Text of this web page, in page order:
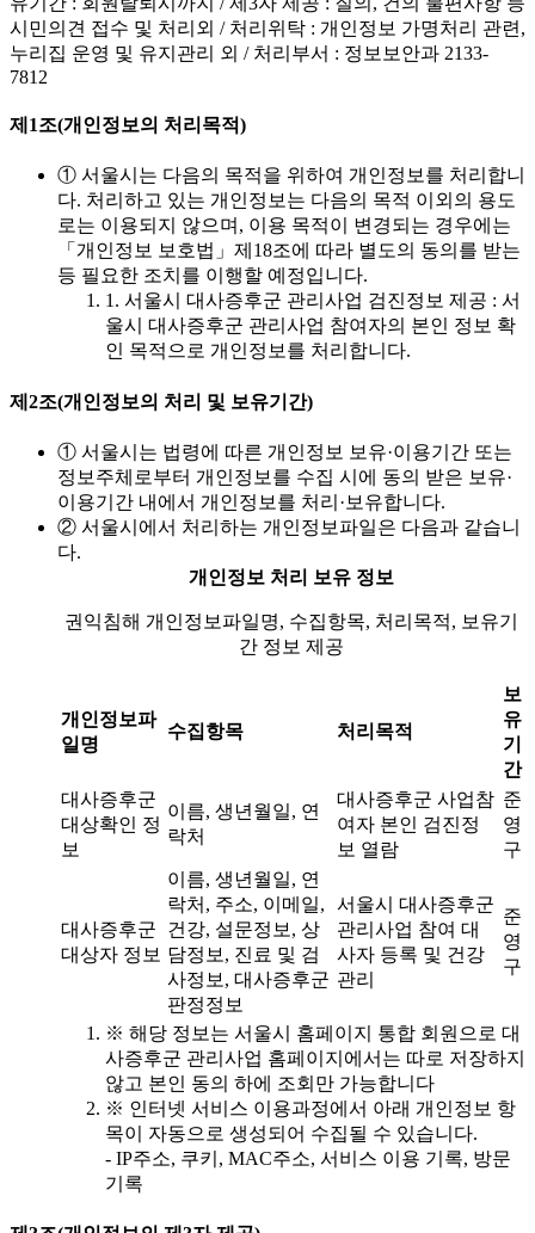
제1조(개인정보의 처리목적)
① 서울시는 다음의 목적을 위하여 개인정보를 처리합니
다. 처리하고 있는 개인정보는 다음의 목적 이외의 용도
로는 이용되지 않으며, 이용 목적이 변경되는 경우에는
「개인정보 보호법」제18조에 따라 별도의 동의를 받는
등 필요한 조치를 이행할 예정입니다.
1. 서울시 대사증후군 관리사업 검진정보 제공 : 서
울시 대사증후군 관리사업 참여자의 본인 정보 확
인 목적으로 개인정보를 처리합니다.
제2조(개인정보의 처리 및 보유기간)
① 서울시는 법령에 따른 개인정보 보유·이용기간 또는
정보주체로부터 개인정보를 수집 시에 동의 받은 보유·
이용기간 내에서 개인정보를 처리·보유합니다.
② 서울시에서 처리하는 개인정보파일은 다음과 같습니
다.
개인정보 처리 보유 정보
권익침해 개인정보파일명, 수집항목, 처리목적, 보유기
간 정보 제공
개인정보파
일명
수집항목 처리목적
보
유
기
간
대사증후군
대상확인 정
보
이름, 생년월일, 연
락처
대사증후군 사업참
여자 본인 검진정
보 열람
준
영
구
대사증후군
대상자 정보
이름, 생년월일, 연
락처, 주소, 이메일,
건강, 설문정보, 상
담정보, 진료 및 검
사정보, 대사증후군
판정정보
서울시 대사증후군
관리사업 참여 대
사자 등록 및 건강
관리
준
영
구
※ 해당 정보는 서울시 홈페이지 통합 회원으로 대
사증후군 관리사업 홈페이지에서는 따로 저장하지
않고 본인 동의 하에 조회만 가능합니다
※ 인터넷 서비스 이용과정에서 아래 개인정보 항
목이 자동으로 생성되어 수집될 수 있습니다.
- IP주소, 쿠키, MAC주소, 서비스 이용 기록, 방문
기록